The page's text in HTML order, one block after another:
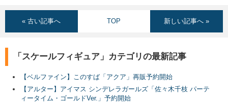
« 古い記事へ TOP 新しい記事へ »
「スケールフィギュア」カテゴリの最新記事
【ベルファイン】このすば「アクア」再販予約開始
【アルター】アイマス シンデレラガールズ「佐々木千枝 パーテ
ィータイム・ゴールドVer.」予約開始